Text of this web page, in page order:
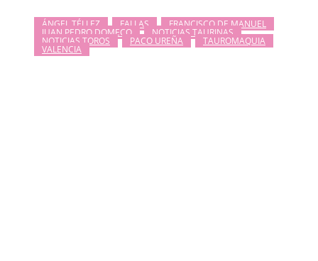
ÁNGEL TÉLLEZ FALLAS FRANCISCO DE MANUEL
JUAN PEDRO DOMECQ NOTICIAS TAURINAS
NOTICIAS TOROS PACO UREÑA TAUROMAQUIA
VALENCIA